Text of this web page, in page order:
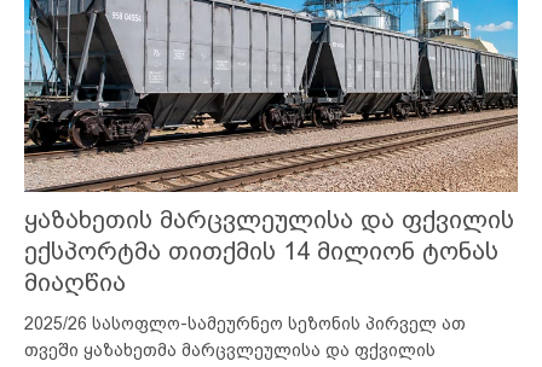
ყაზახეთის მარცვლეულისა და ფქვილის
ექსპორტმა თითქმის 14 მილიონ ტონას
მიაღწია
2025/26 სასოფლო-სამეურნეო სეზონის პირველ ათ
თვეში ყაზახეთმა მარცვლეულისა და ფქვილის